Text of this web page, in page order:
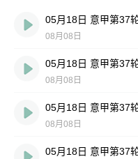
05月18日 意甲第37
08月08日
05月18日 意甲第37
08月08日
05月18日 意甲第37
08月08日
05月18日 意甲第37